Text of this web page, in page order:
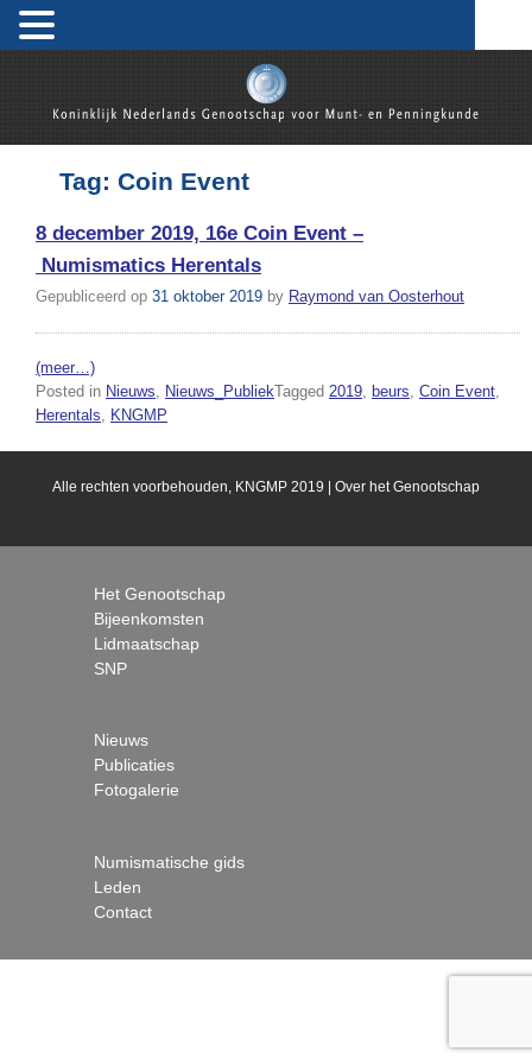
Koninklijk Nederlands Genootschap voor Munt- en
Tag: Coin Event
8 december 2019, 16e Coin Event –
Numismatics Herentals
Gepubliceerd op 31 oktober 2019 by Raymond van Oosterhout
(meer…)
Posted in Nieuws, Nieuws_PubliekTagged 2019, beurs, Coin Event,
Herentals, KNGMP
Het Genootschap
Bijeenkomsten
Lidmaatschap
SNP
Nieuws
Publicaties
Fotogalerie
Numismatische gids
Leden
Contact
Alle rechten voorbehouden, KNGMP 2019 | Over het Genootschap